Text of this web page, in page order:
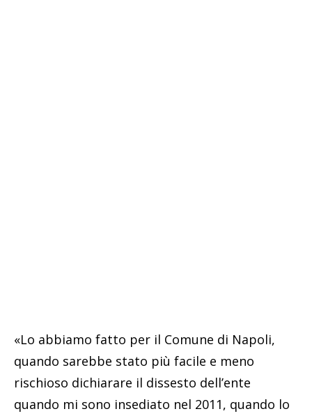
«Lo abbiamo fatto per il Comune di Napoli,
quando sarebbe stato più facile e meno
rischioso dichiarare il dissesto dell’ente
quando mi sono insediato nel 2011, quando lo